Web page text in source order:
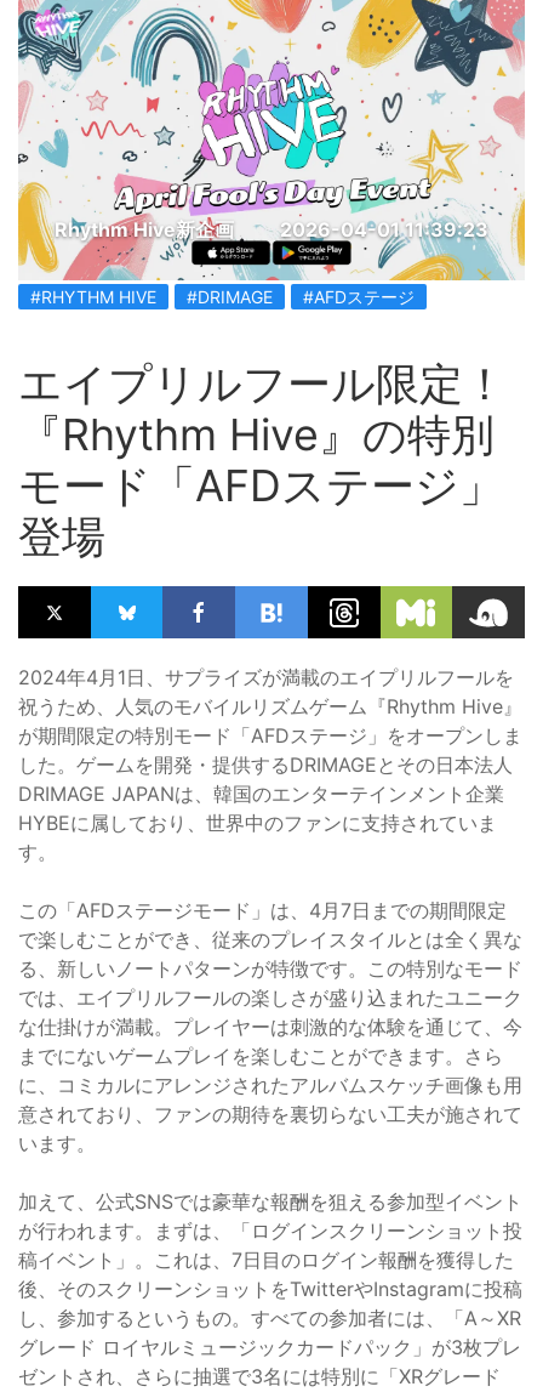
Rhythm Hive新企画 2026-04-01 11:39:23
#RHYTHM HIVE #DRIMAGE #AFDステージ
エイプリルフール限定！
『Rhythm Hive』の特別
モード「AFDステージ」
登場
2024年4月1日、サプライズが満載のエイプリルフールを
祝うため、人気のモバイルリズムゲーム『Rhythm Hive』
が期間限定の特別モード「AFDステージ」をオープンしま
した。ゲームを開発・提供するDRIMAGEとその日本法人
DRIMAGE JAPANは、韓国のエンターテインメント企業
HYBEに属しており、世界中のファンに支持されていま
す。
この「AFDステージモード」は、4月7日までの期間限定
で楽しむことができ、従来のプレイスタイルとは全く異な
る、新しいノートパターンが特徴です。この特別なモード
では、エイプリルフールの楽しさが盛り込まれたユニーク
な仕掛けが満載。プレイヤーは刺激的な体験を通じて、今
までにないゲームプレイを楽しむことができます。さら
に、コミカルにアレンジされたアルバムスケッチ画像も用
意されており、ファンの期待を裏切らない工夫が施されて
います。
加えて、公式SNSでは豪華な報酬を狙える参加型イベント
が行われます。まずは、「ログインスクリーンショット投
稿イベント」。これは、7日目のログイン報酬を獲得した
後、そのスクリーンショットをTwitterやInstagramに投稿
し、参加するというもの。すべての参加者には、「A～XR
グレード ロイヤルミュージックカードパック」が3枚プレ
ゼントされ、さらに抽選で3名には特別に「XRグレード